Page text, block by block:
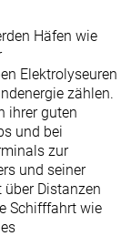
Häfen wie
Elektrolyseuren
zählen.
ihrer guten
und bei
zur
und seiner
über Distanzen
Schifffahrt wie